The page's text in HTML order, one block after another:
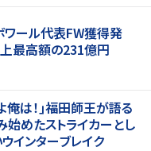
ワール代表FW獲得発
最高額の231億円
俺は！｣福田師王が語る
始めたストライカーとし
インターブレイク